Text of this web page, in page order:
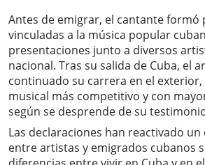
Antes de emigrar, el cantante formó
vinculadas a la música popular
presentaciones junto a diversos
nacional. Tras su salida de Cuba, el
continuado su carrera en el
musical más competitivo y con
según se desprende de su
Las declaraciones han reactivado
entre artistas y emigrados cubanos